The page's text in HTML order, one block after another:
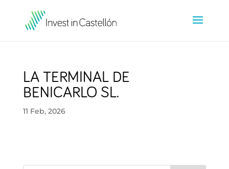
LA TERMINAL DE
BENICARLO SL.
11 Feb, 2026